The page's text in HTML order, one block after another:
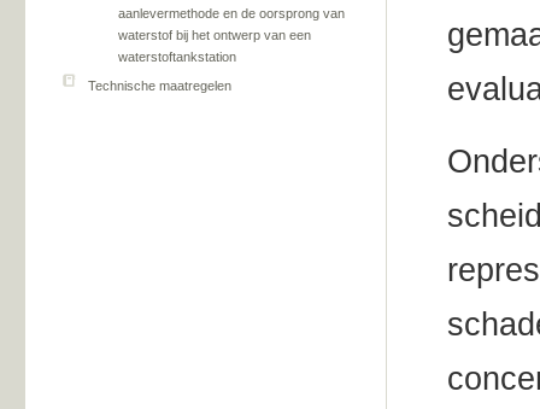
aanlevermethode en de oorsprong van
waterstof bij het ontwerp van een
waterstoftankstation
Technische maatregelen